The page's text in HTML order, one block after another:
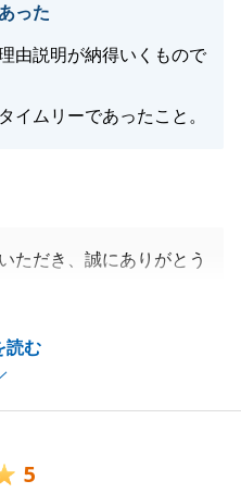
った
由説明が納得いくもので
イムリーであったこと。
読む
ただき、誠にありがとう
り嬉しく思っておりま
弊社をお選びいただき重
が詰まった特別な資産で
5